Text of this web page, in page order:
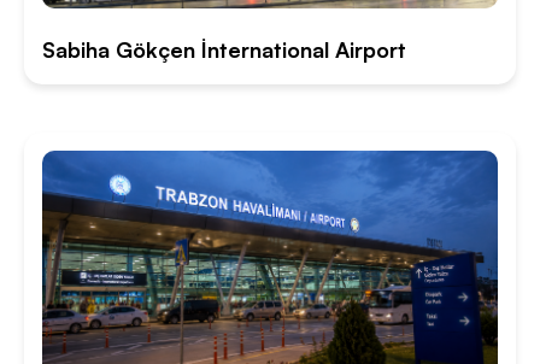
Sabiha Gökçen İnternational Airport